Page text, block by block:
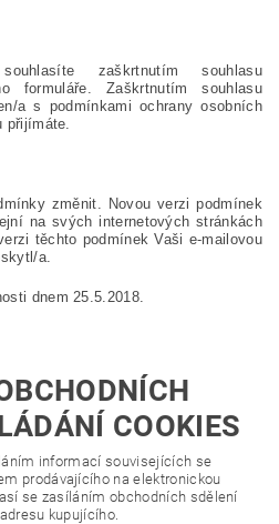
zaškrtnutím souhlasu
formuláře. Zaškrtnutím souhlasu
a s podmínkami ochrany osobních
přijímáte.
změnit. Novou verzi podmínek
na svých internetových stránkách
těchto podmínek Vaši e-mailovou
a.
dnem 25.5.2018.
COOKIES
informací souvisejících se
prodávajícího na elektronickou
se zasíláním obchodních sdělení
kupujícího.